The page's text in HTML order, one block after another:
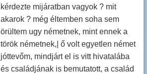
kérdezte mijáratban vagyok ? mit
akarok ? még éltemben soha sem
örültem ugy németnek, mint ennek a
török németnek,| ő volt egyetlen német
jóttevőm, mindjárt el is vitt hivatalába
és családjának is bemutatott, a család